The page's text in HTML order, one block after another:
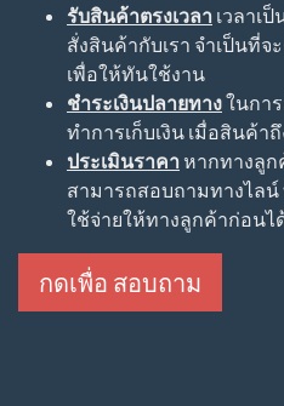
รับสินค้าตรงเวลา เวลาเ
สั่งสินค้ากับเรา จำเป็นที่จ
เพื่อให้ทันใช้งาน
ชำระเงินปลายทางในกา
ทำการเก็บเงิน เมื่อสินค้า
ประเมินราคา หากทางลูก
สามารถสอบถามทางไล
ใช้จ่ายให้ทางลูกค้าก่อนไ
กดเพื่อ สอบถาม